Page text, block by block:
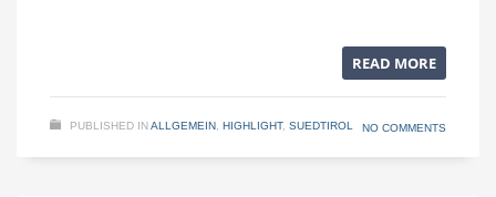
READ MORE
PUBLISHED INALLGEMEIN HIGHLIGHT, SUEDTIROL NO COMMENTS